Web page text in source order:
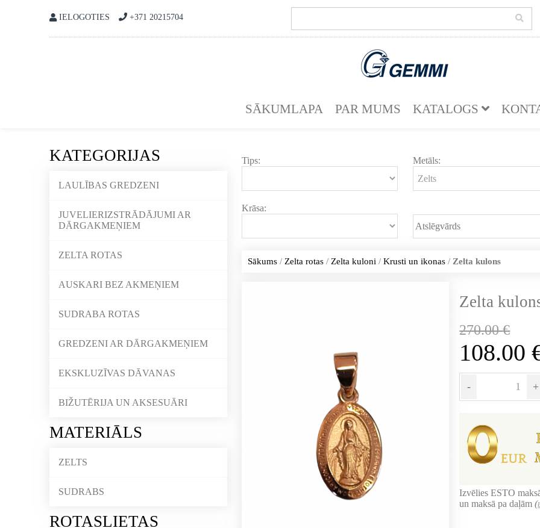
IELOGOTIES +371 20215704
SĀKUMLAPA PAR MUMS KATALOGS
KATEGORIJAS
LAULĪBAS GREDZENI
JUVELIERIZSTRĀDĀJUMI AR
DĀRGAKMEŅIEM
ZELTA ROTAS
AUSKARI BEZ AKMEŅIEM
SUDRABA ROTAS
GREDZENI AR DĀRGAKMEŅIEM
EKSKLUZĪVAS DĀVANAS
BIŽUTĒRIJA UN AKSESUĀRI
MATERIĀLS
ZELTS
SUDRABS
ROTASLIETAS
Tips: Metāls:
Krāsa:
Sākums/ Zelta rotas/ Zelta kuloni / Krusti un ikonas/ Zelta kulons
Zelta
270.00€
108.00
- +
Izvēlies ESTO
un maksā pa daļām(